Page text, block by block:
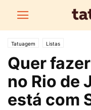
Tatuagem Listas
Quer
no Rio de
está com